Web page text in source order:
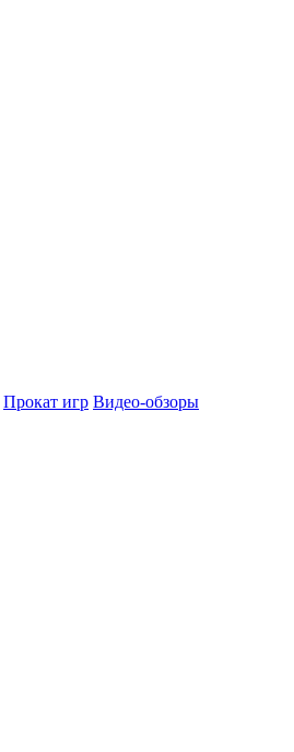
Прокат игр Видео-обзоры